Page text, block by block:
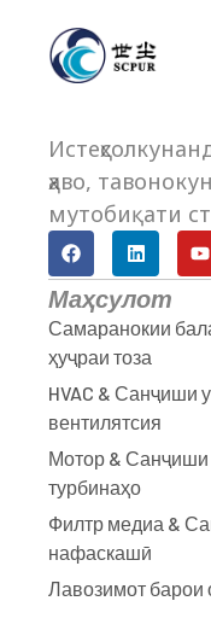
ҳаво,
мутобиқати
Маҳсулот
Самаранокии
ҳуҷраи тоза
HVAC & Санҷиши
вентилятсия
Мотор & Санҷиши
турбинаҳо
Филтр медиа &
нафаскашӣ
Лавозимот барои